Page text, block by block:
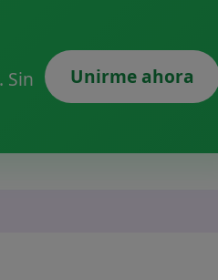
Sin
Unirme ahora